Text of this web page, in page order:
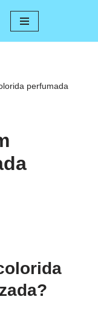
perfumada